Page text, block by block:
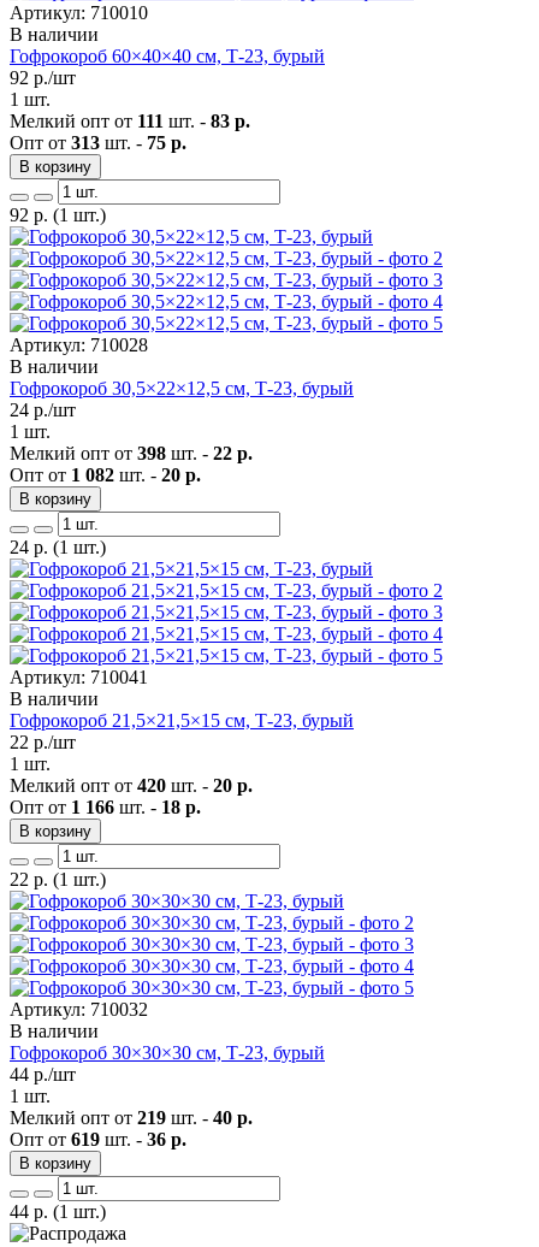
Артикул: 710010
В наличии
Гофрокороб 60×40×40 см, Т-23, бурый
92 р./шт
1 шт.
Мелкий опт от 111 шт. - 83 р.
Опт от 313 шт. - 75 р.
В корзину
92 р. (1 шт.)
Артикул: 710028
В наличии
Гофрокороб 30,5×22×12,5 см, Т-23, бурый
24 р./шт
1 шт.
Мелкий опт от 398 шт. - 22 р.
Опт от 1 082 шт. - 20 р.
В корзину
24 р. (1 шт.)
Артикул: 710041
В наличии
Гофрокороб 21,5×21,5×15 см, Т-23, бурый
22 р./шт
1 шт.
Мелкий опт от 420 шт. - 20 р.
Опт от 1 166 шт. - 18 р.
В корзину
22 р. (1 шт.)
Артикул: 710032
В наличии
Гофрокороб 30×30×30 см, Т-23, бурый
44 р./шт
1 шт.
Мелкий опт от 219 шт. - 40 р.
Опт от 619 шт. - 36 р.
В корзину
44 р. (1 шт.)